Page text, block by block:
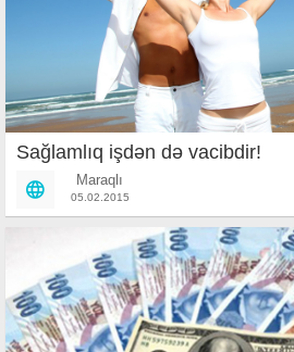
Sağlamlıq işdən də vacibdir!
Maraqlı
05.02.2015